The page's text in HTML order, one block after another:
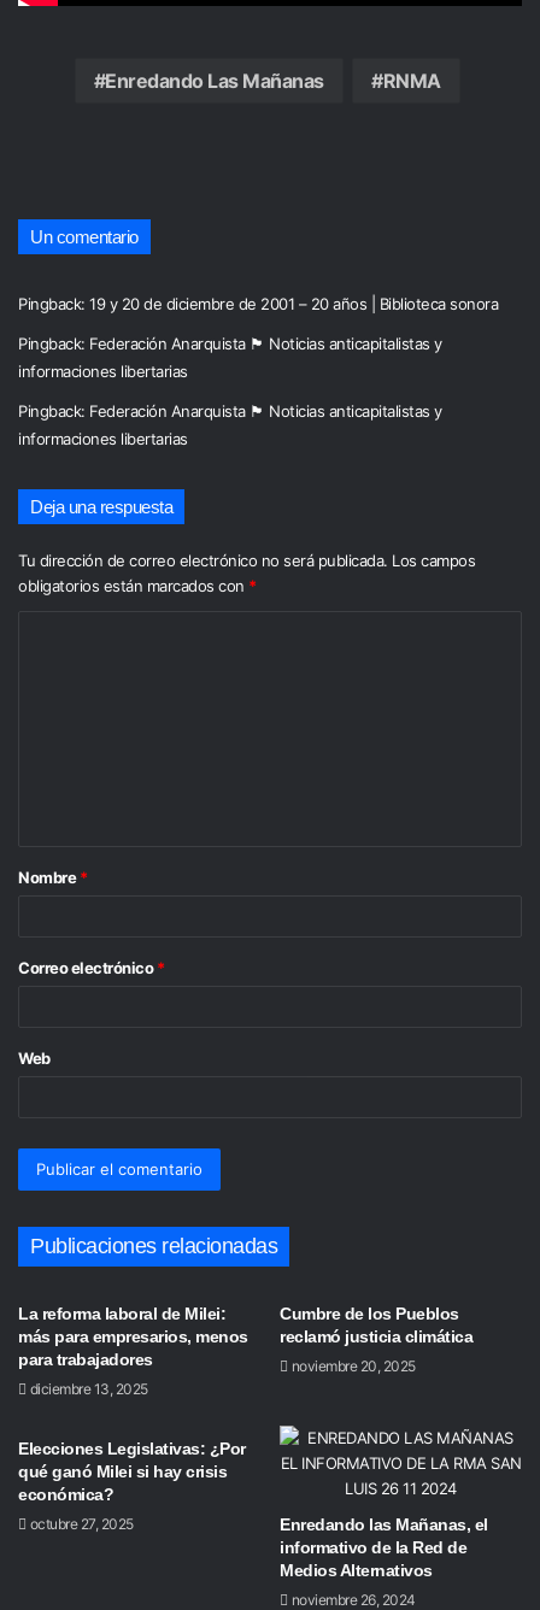
Enredando Las Mañanas RNMA
Un comentario
Pingback: 19 y 20 de diciembre de 2001 – 20 años | Biblioteca sonora
Pingback: Federación Anarquista 🏴 Noticias anticapitalistas y
informaciones libertarias
Pingback: Federación Anarquista 🏴 Noticias anticapitalistas y
informaciones libertarias
Deja una respuesta
Tu dirección de correo electrónico no será publicada. Los campos
obligatorios están marcados con *
r
Nombre*
Correo electrónico*
Web
Publicaciones relacionadas
La reforma laboral de Milei:
más para empresarios, menos
para trabajadores
diciembre 13, 2025
Cumbre de los Pueblos
reclamó justicia climática
noviembre 20, 2025
Elecciones Legislativas: ¿Por
qué ganó Milei si hay crisis
económica?
octubre 27, 2025
Enredando las Mañanas, el
informativo de la Red de
Medios Alternativos
noviembre 26, 2024